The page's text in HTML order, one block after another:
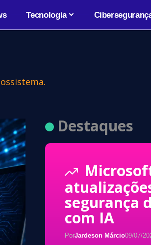
Tecnologia
Destaques
segurança
com IA
PorJardeson Márcio09/07/